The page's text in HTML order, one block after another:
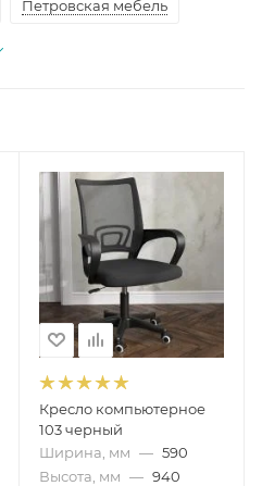
Петровская мебель
Кресло компьютерное
103 черный
Ширина, мм — 590
Высота, мм — 940